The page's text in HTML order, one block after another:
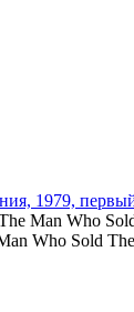
1979,
Man Who
Who Sold